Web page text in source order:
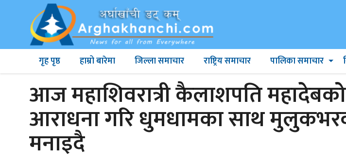
गृह पृष्ठ हाम्रो बारेमा जिल्ला समाचार राष्ट्रिय समाचार पालिका समाचार
आज महाशिवरात्री कैलाशपति
आराधना गरि धुमधामका साथ
मनाइदै